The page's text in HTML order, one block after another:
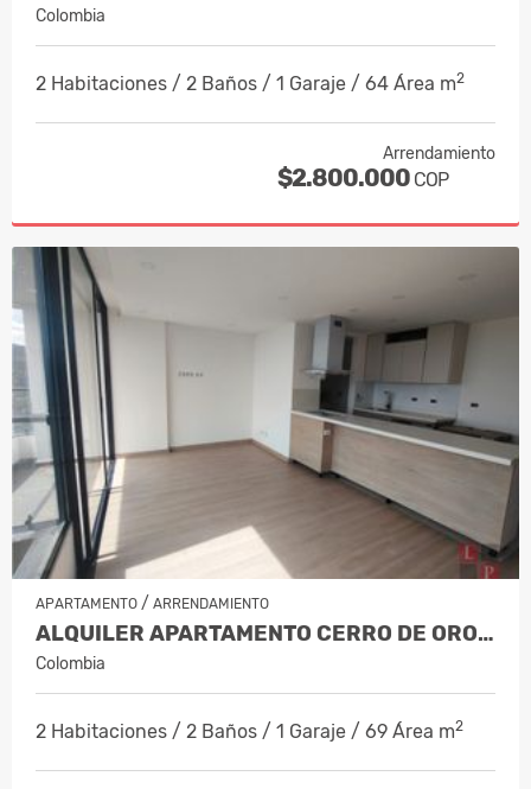
Colombia
2 Habitaciones / 2 Baños / 1 Garaje / 64 Área m2
Arrendamiento
$2.800.000 COP
APARTAMENTO / ARRENDAMIENTO
ALQUILER APARTAMENTO CERRO DE ORO,…
Colombia
2 Habitaciones / 2 Baños / 1 Garaje / 69 Área m2